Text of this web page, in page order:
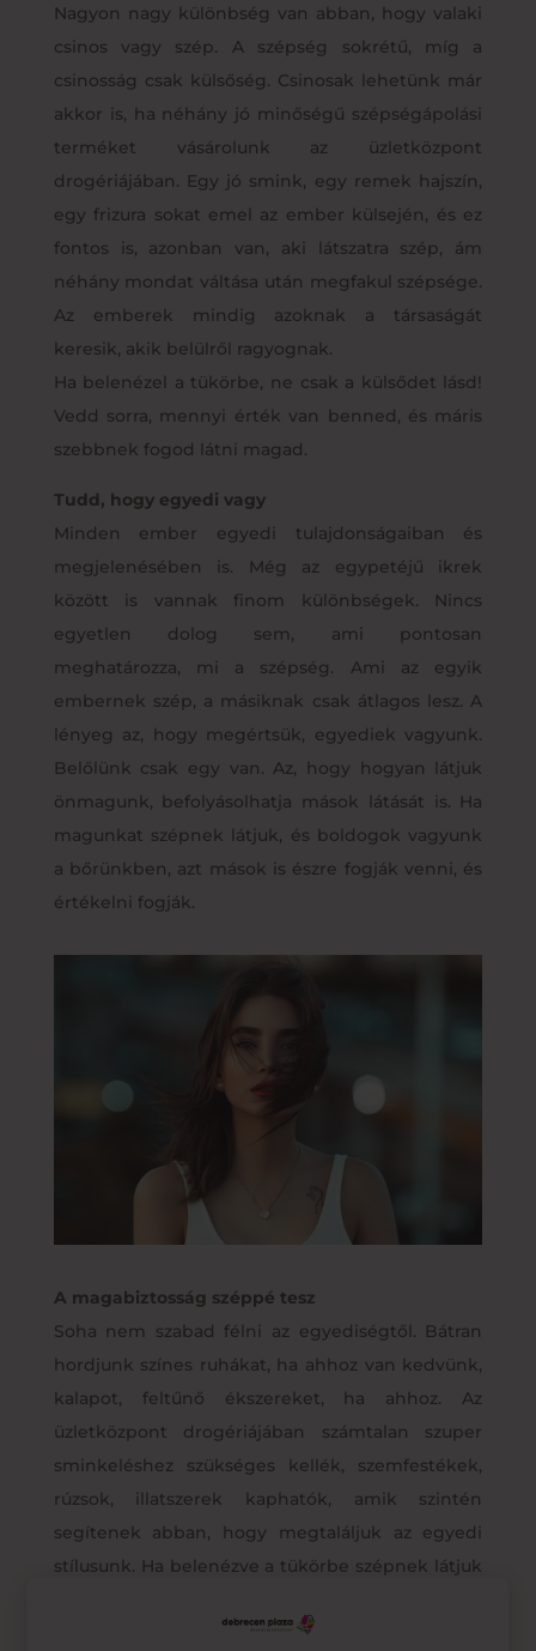
Nagyon nagy különbség van abban, hogy valaki
csinos vagy szép. A szépség sokrétű, míg a
csinosság csak külsőség. Csinosak lehetünk már
akkor is, ha néhány jó minőségű szépségápolási
terméket vásárolunk az üzletközpont
drogériájában. Egy jó smink, egy remek hajszín,
egy frizura sokat emel az ember külsején, és ez
fontos is, azonban van, aki látszatra szép, ám
néhány mondat váltása után megfakul szépsége.
Az emberek mindig azoknak a társaságát
keresik, akik belülről ragyognak.
Ha belenézel a tükörbe, ne csak a külsődet lásd!
Vedd sorra, mennyi érték van benned, és máris
szebbnek fogod látni magad.
Tudd, hogy egyedi vagy
Minden ember egyedi tulajdonságaiban és
megjelenésében is. Még az egypetéjű ikrek
között is vannak finom különbségek. Nincs
egyetlen dolog sem, ami pontosan
meghatározza, mi a szépség. Ami az egyik
embernek szép, a másiknak csak átlagos lesz. A
lényeg az, hogy megértsük, egyediek vagyunk.
Belőlünk csak egy van. Az, hogy hogyan látjuk
önmagunk, befolyásolhatja mások látását is. Ha
magunkat szépnek látjuk, és boldogok vagyunk
a bőrünkben, azt mások is észre fogják venni, és
értékelni fogják.
A magabiztosság széppé tesz
Soha nem szabad félni az egyediségtől. Bátran
hordjunk színes ruhákat, ha ahhoz van kedvünk,
kalapot, feltűnő ékszereket, ha ahhoz. Az
üzletközpont drogériájában számtalan szuper
sminkeléshez szükséges kellék, szemfestékek,
rúzsok, illatszerek kaphatók, amik szintén
segítenek abban, hogy megtaláljuk az egyedi
stílusunk. Ha belenézve a tükörbe szépnek látjuk
emberek pedig mindig ragyognak.